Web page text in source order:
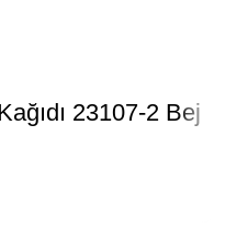
23107-2 Bej